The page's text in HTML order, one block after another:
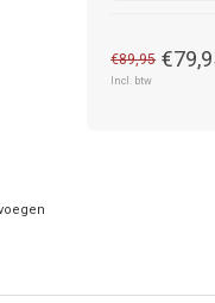
€89,95
Incl. btw